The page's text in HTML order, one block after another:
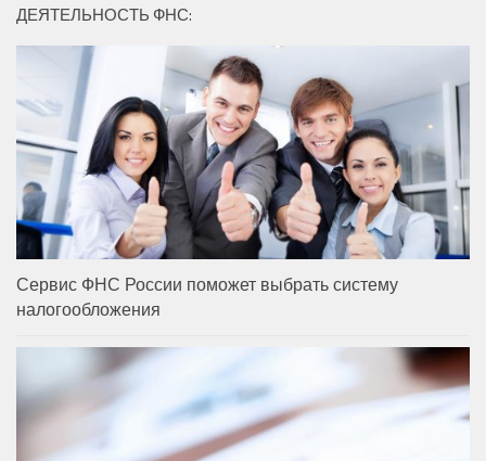
ДЕЯТЕЛЬНОСТЬ ФНС:
Сервис ФНС России поможет выбрать систему
налогообложения